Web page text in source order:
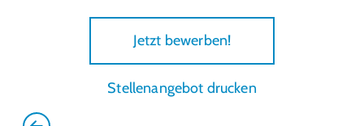
Jetzt bewerben!
Stellenangebot drucken